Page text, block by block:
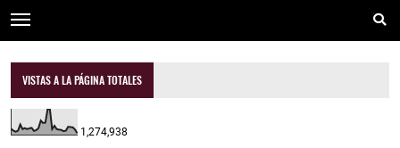
VISTAS A LA PÁGINA TOTALES
1,274,938